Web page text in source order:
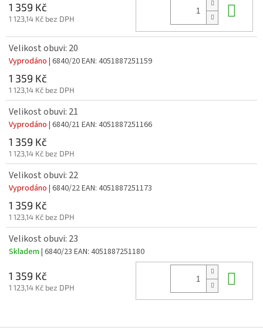
1 359 Kč
1 123,14 Kč bez DPH
Velikost obuvi: 20
Vyprodáno | 6840/20EAN: 4051887251159
1 359 Kč
1 123,14 Kč bez DPH
Velikost obuvi: 21
Vyprodáno | 6840/21 EAN: 4051887251166
1 359 Kč
1 123,14 Kč bez DPH
Velikost obuvi: 22
Vyprodáno | 6840/22EAN: 4051887251173
1 359 Kč
1 123,14 Kč bez DPH
Velikost obuvi: 23
Skladem | 6840/23 EAN: 4051887251180
1 359 Kč
1 123,14 Kč bez DPH